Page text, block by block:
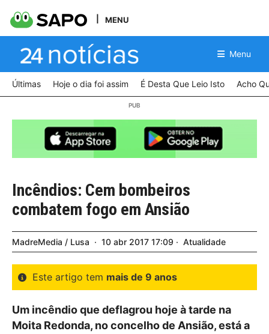
MENU
Menu
Últimas Hoje o dia foi assim É Desta Que Leio Isto Acho
Incêndios: Cem bombeiros
combatem fogo em Ansião
MadreMedia / Lusa 10 abr 2017 17:09 Atualidade
Este artigo tem mais de 9 anos
Um incêndio que deflagrou hoje à tarde na
Moita Redonda, no concelho de Ansião, está a